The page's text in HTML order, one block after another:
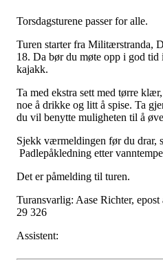
Torsdagsturene passer for alle.
Turen starter fra Militærstranda,
18. Da bør du møte opp i god
kajakk.
Ta med ekstra sett med tørre
noe å drikke og litt å spise. Ta
du vil benytte muligheten til å
Sjekk værmeldingen før du drar,
Padlepåkledning etter
Det er påmelding til turen.
Turansvarlig: Aase Richter,
29 326
Assistent: